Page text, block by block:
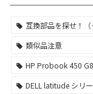
互換部品を探せ！（
類似品注意
HP Probook 450
DELL latitude シリ